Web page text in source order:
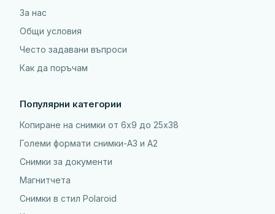
За нас
Общи условия
Често задавани въпроси
Как да поръчам
Популярни категории
Копиране на снимки от 6x9 до 25х38
Големи формати снимки-А3 и А2
Снимки за документи
Магнитчета
Снимки в стил Polaroid